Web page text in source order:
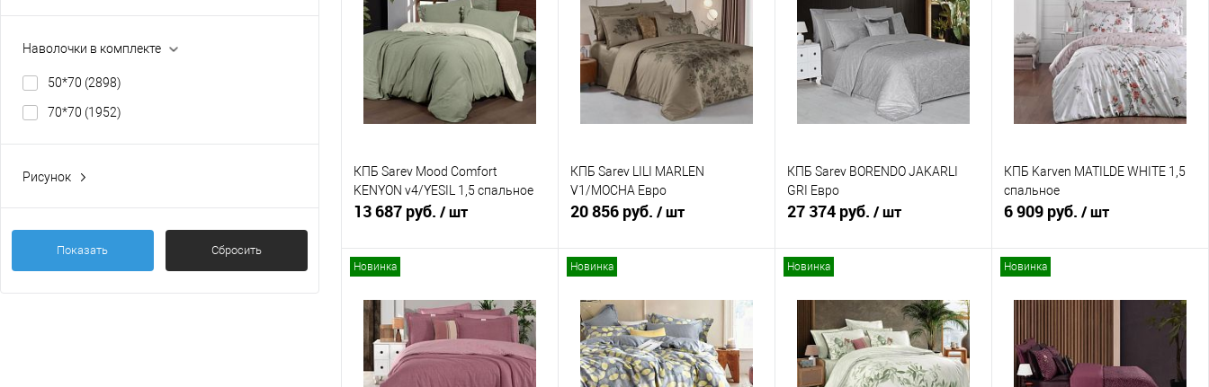
Наволочки в комплекте
50*70 (2898)
70*70 (1952)
Рисунок
Фрукты - Ягоды
Показать Сбросить
Купить в 1 клик
Сравнение
В избранное
В наличии
Купить в 1 клик
Сравнение
В избранное
В наличии
Купить в 1 клик
Сравнение
В избранное
В наличии
Купить в 1 клик
Сравнение
В избранное
В наличии
КПБ Sarev Mood Comfort
KENYON v4/YESIL 1,5 спальное
13 687 руб. / шт
Купить в 1 клик
Сравнение
В избранное
В наличии
КПБ Sarev LILI MARLEN
V1/MOCHA Евро
20 856 руб. / шт
Купить в 1 клик
Сравнение
В избранное
В наличии
КПБ Sarev BORENDO JAKARLI
GRI Евро
27 374 руб. / шт
Купить в 1 клик
Сравнение
В избранное
В наличии
КПБ Karven MATILDE WHITE 1,5
спальное
6 909 руб. / шт
Сравнение
В избранное
В наличии
Новинка Новинка Новинка Новинка